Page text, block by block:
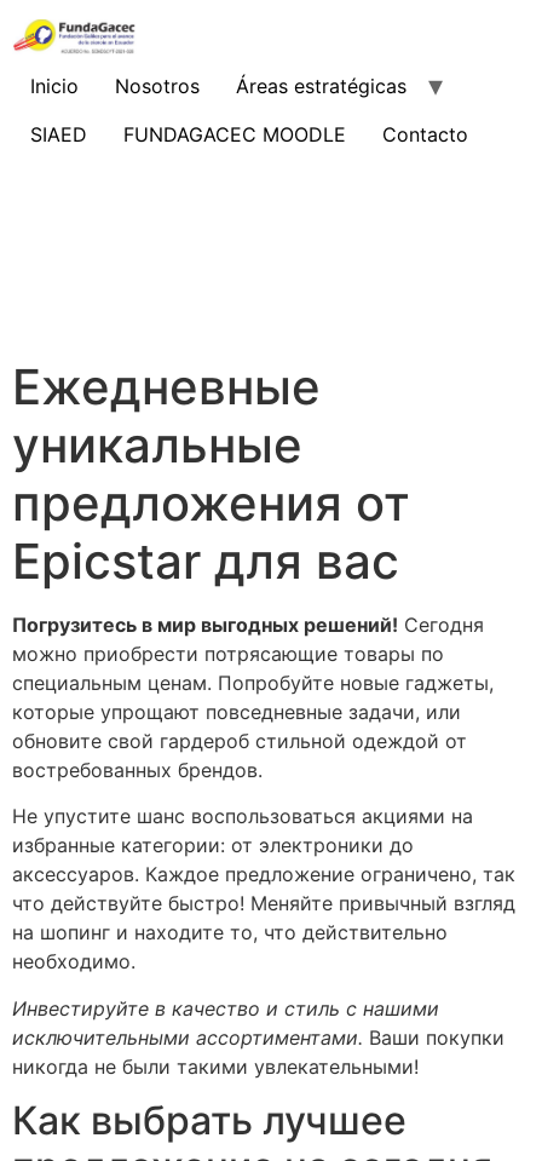
al
Inicio Nosotros
Áreas estratégicas
SIAED
FUNDAGACEC MOODLE Contacto
Ежедневные
уникальные
предложения от
Epicstar для вас
Погрузитесь в мир выгодных решений! Сегодня
можно приобрести потрясающие товары по
специальным ценам. Попробуйте новые гаджеты,
которые упрощают повседневные задачи, или
обновите свой гардероб стильной одеждой от
востребованных брендов.
Не упустите шанс воспользоваться акциями на
избранные категории: от электроники до
аксессуаров. Каждое предложение ограничено, так
что действуйте быстро! Меняйте привычный взгляд
на шопинг и находите то, что действительно
необходимо.
Инвестируйте в качество и стиль с нашими
исключительными ассортиментами. Ваши покупки
никогда не были такими увлекательными!
Как выбрать лучшее